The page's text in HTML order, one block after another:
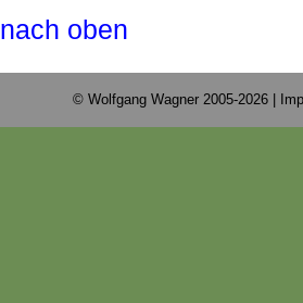
nach oben
© Wolfgang Wagner 2005-2026 |